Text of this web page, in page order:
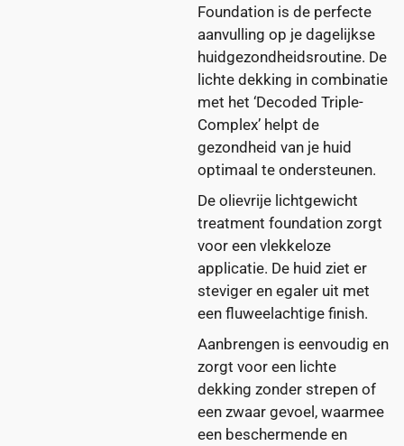
Foundation is de perfecte
aanvulling op je dagelijkse
huidgezondheidsroutine. De
lichte dekking in combinatie
met het ‘Decoded Triple-
Complex’ helpt de
gezondheid van je huid
optimaal te ondersteunen.
De olievrije lichtgewicht
treatment foundation zorgt
voor een vlekkeloze
applicatie. De huid ziet er
steviger en egaler uit met
een fluweelachtige finish.
Aanbrengen is eenvoudig en
zorgt voor een lichte
dekking zonder strepen of
een zwaar gevoel, waarmee
een beschermende en